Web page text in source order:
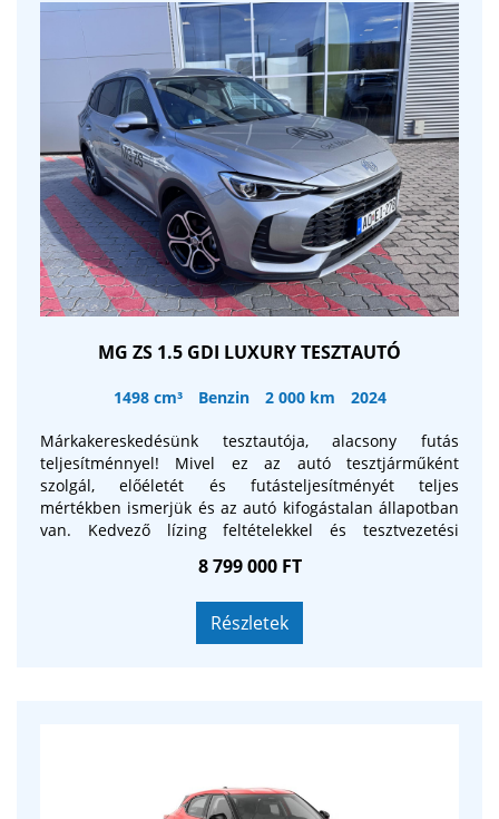
MG ZS 1.5 GDI LUXURY TESZTAUTÓ
1498 cm³ Benzin 2 000 km 2024
Márkakereskedésünk tesztautója, alacsony futás
teljesítménnyel! Mivel ez az autó tesztjárműként
szolgál, előéletét és futásteljesítményét teljes
mértékben ismerjük és az autó kifogástalan állapotban
van. Kedvező lízing feltételekkel és tesztvezetési
információkat telefonon vagy személyesen elmondjuk.
Az árváltozás jogát fenntartjuk.
8 799 000 FT
Részletek